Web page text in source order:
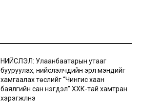
НИЙСЛЭЛ: Улаанбаатарын утааг
бууруулах, нийслэлчүүдийн эрүүл мэндийг
хамгаалах төслийг “Чингис хаан
баялгийн сан нэгдэл” ХХК-тай хамтран
хэрэгжүүлнэ